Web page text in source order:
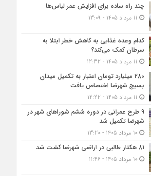
چند راه ساده برای افزایش عمر لباس‌ها
کدام وعده غذایی به کاهش خطر ابتلا به
سرطان کمک می‌کند؟
۲۸۰ میلیارد تومان اعتبار به تکمیل میدان
بسیج شهرضا اختصاص یافت
۹ طرح عمرانی در دوره ششم شوراهای شهر در
شهرضا تکمیل شد
10 مرداد 1405 - 13:20
۸۱ هکتار طالبی در اراضی شهرضا کشت شد
10 مرداد 1405 - 11:46